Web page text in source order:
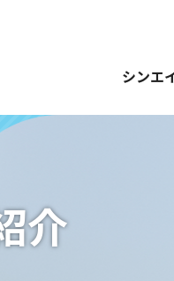
シンエ
介